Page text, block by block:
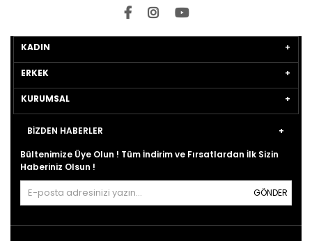
KADIN
ERKEK
KURUMSAL
BİZDEN HABERLER
Bültenimize Üye Olun ! Tüm İndirim ve Fırsatlardan İlk Sizin
Haberiniz Olsun !
GÖNDER